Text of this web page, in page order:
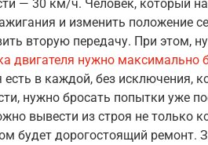
— 30 км/ч. Человек, который
и изменить положение
вторую передачу. При этом,
двигателя нужно максимально
есть в каждой, без исключения,
нужно бросать попытки уже
вывести из строя не только
будет дорогостоящий ремонт.